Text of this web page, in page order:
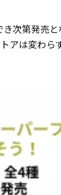
次第発売と
アは変わら